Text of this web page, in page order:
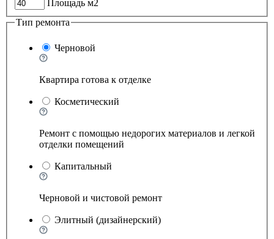
Площадь м2
Тип ремонта
Черновой
Квартира готова к отделке
Косметический
Ремонт с помощью недорогих материалов и легкой
отделки помещений
Капитальный
Черновой и чистовой ремонт
Элитный (дизайнерский)